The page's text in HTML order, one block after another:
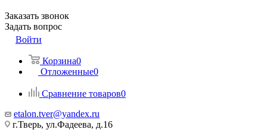
Заказать звонок
Задать вопрос
Войти
Корзина0
Отложенные0
Сравнение товаров0
etalon.tver@yandex.ru
г.Тверь, ул.Фадеева, д.16